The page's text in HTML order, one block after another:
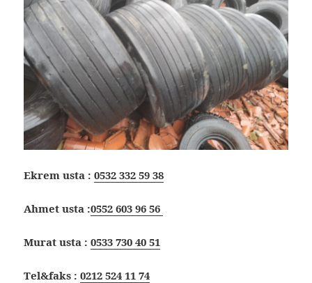
Ekrem usta :0532 332 59 38
Ahmet usta :0552 603 96 56
Murat usta :0533 730 40 51
Tel&faks :0212 524 11 74